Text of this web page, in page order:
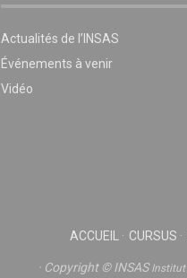
Actualités de l’INSAS
Événements à venir
Vidéo
ACCUEIL CURSUS
Copyright © INSASInstitut